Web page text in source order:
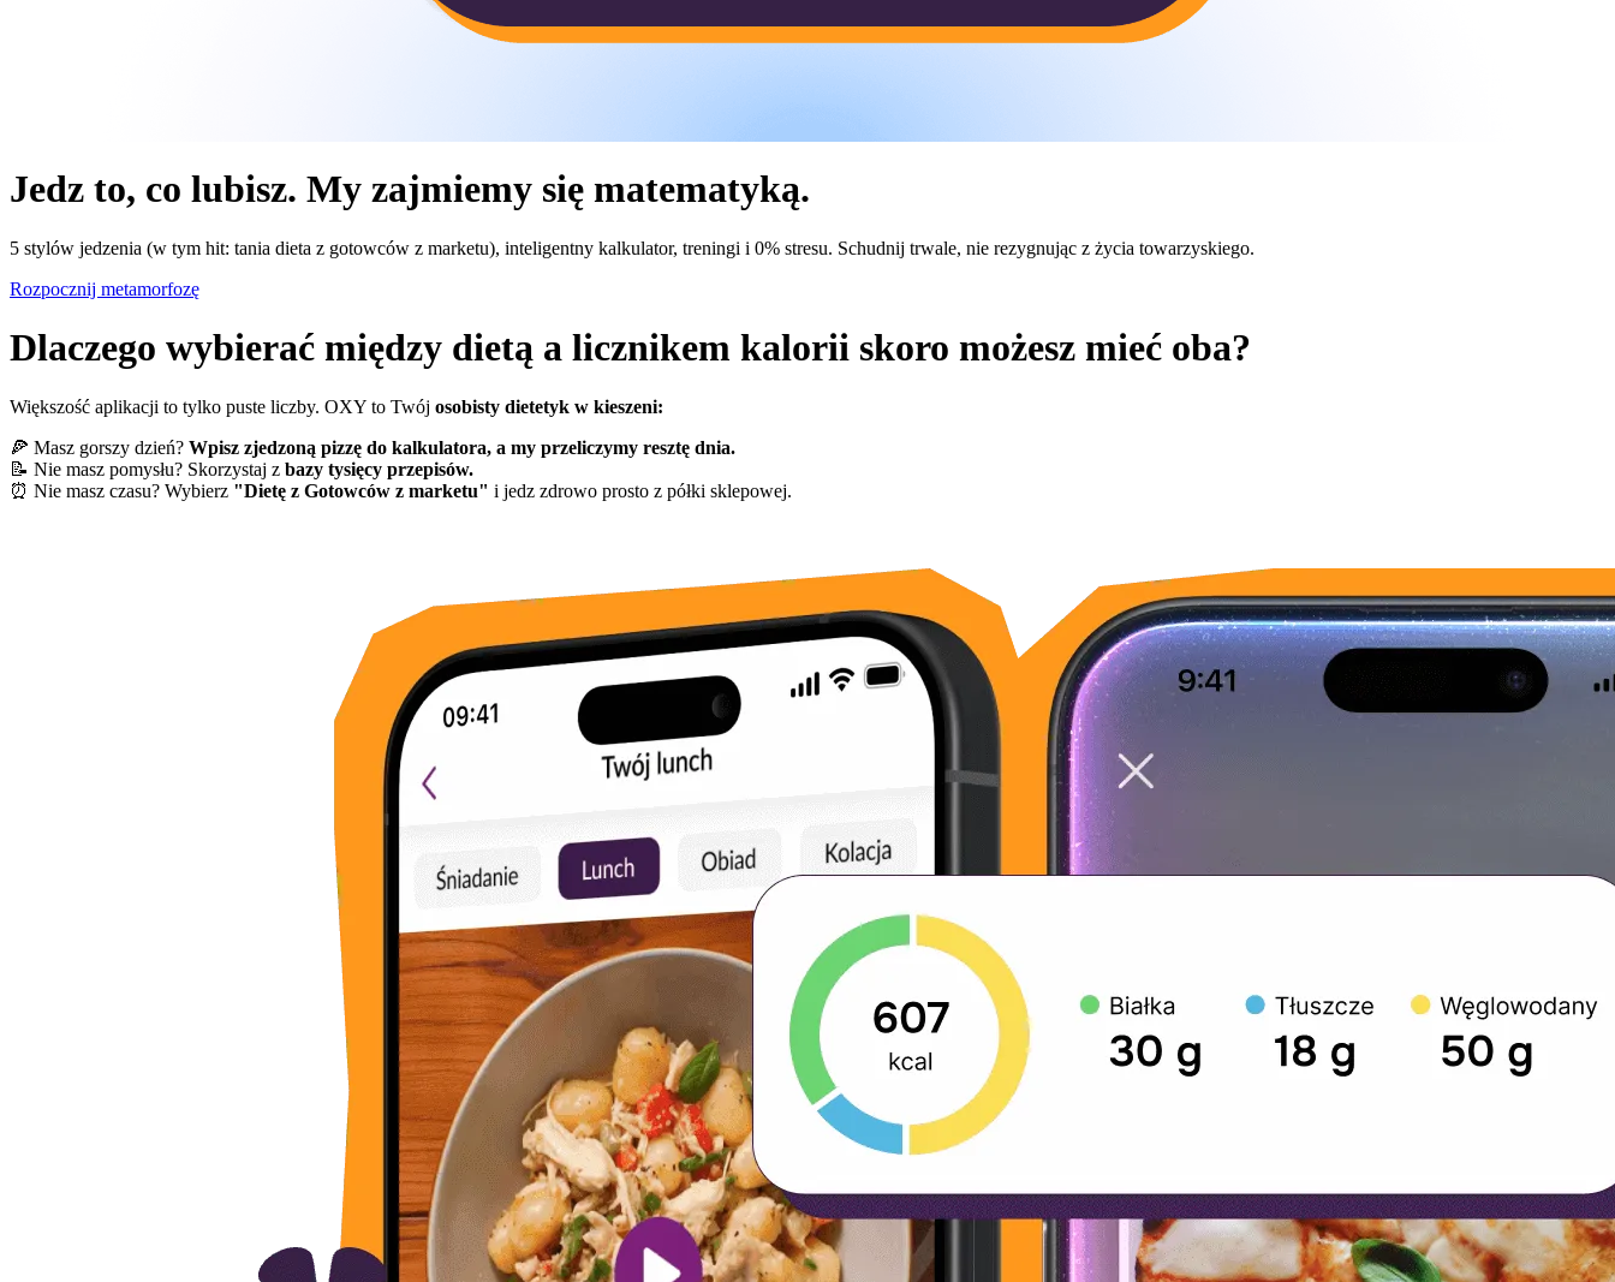
Jedz to, co lubisz. My zajmiemy się matematyką.
5 stylów jedzenia (w tym hit: tania dieta z gotowców z marketu), inteligentny kalkulator, treningi i 0% stresu. Schudnij trwale, nie rezygnując z życia towarzyskiego.
Rozpocznij metamorfozę
Dlaczego wybierać między dietą a licznikem kalorii skoro możesz mieć oba?
Większość aplikacji to tylko puste liczby. OXY to Twój osobisty dietetyk w kieszeni:
🍕 Masz gorszy dzień? Wpisz zjedzoną pizzę do kalkulatora, a my przeliczymy resztę dnia.
📝 Nie masz pomysłu? Skorzystaj z bazy tysięcy przepisów.
⏰ Nie masz czasu? Wybierz "Dietę z Gotowców z marketu" i jedz zdrowo prosto z półki sklepowej.